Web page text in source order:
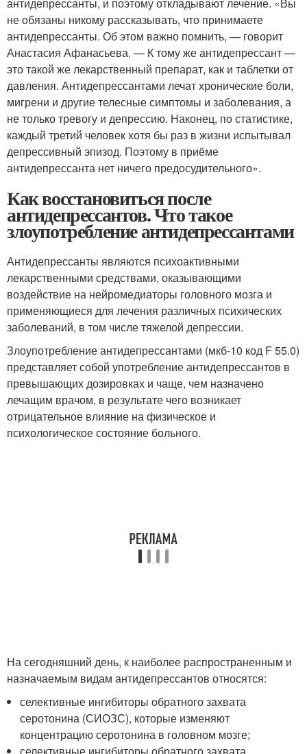
не обязаны никому рассказывать, что принимаете
антидепрессанты. Об этом важно помнить, — говорит
Анастасия Афанасьева. — К тому же антидепрессант —
это такой же лекарственный препарат, как и таблетки от
давления. Антидепрессантами лечат хронические боли,
мигрени и другие телесные симптомы и заболевания, а
не только тревогу и депрессию. Наконец, по статистике,
каждый третий человек хотя бы раз в жизни испытывал
депрессивный эпизод. Поэтому в приёме
антидепрессанта нет ничего предосудительного».
Как восстановиться после
антидепрессантов. Что такое
злоупотребление антидепрессантами
Антидепрессанты являются психоактивными
лекарственными средствами, оказывающими
воздействие на нейромедиаторы головного мозга и
применяющиеся для лечения различных психических
заболеваний, в том числе тяжелой депрессии.
Злоупотребление антидепрессантами (мкб-10 код F 55.0)
представляет собой употребление антидепрессантов в
превышающих дозировках и чаще, чем назначено
лечащим врачом, в результате чего возникает
отрицательное влияние на физическое и
психологическое состояние больного.
На сегодняшний день, к наиболее распространенным и
назначаемым видам антидепрессантов относятся:
селективные ингибиторы обратного захвата
серотонина (СИОЗС), которые изменяют
концентрацию серотонина в головном мозге;